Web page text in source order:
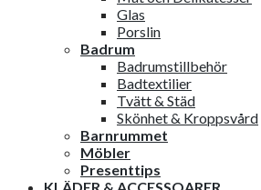
Glas
Porslin
Badrum
Badrumstillbehör
Badtextilier
Tvätt & Städ
Skönhet & Kroppsvård
Barnrummet
Möbler
Presenttips